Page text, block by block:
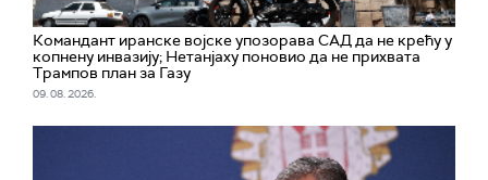
Командант иранске војске упозорава САД да не крећу у
копнену инвазију; Нетанјаху поновио да не прихвата
Трампов план за Газу
09. 08. 2026.